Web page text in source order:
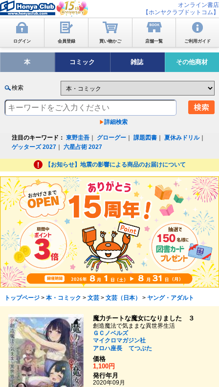
オンライン書店
【ホンヤクラブドットコム】
ログイン 会員登録 買い物かご 店舗一覧 ご利用ガイド
本 コミック 雑誌 その他商材
検索
詳細検索
注目のキーワード： 東野圭吾 グローグー ｜課題図書 ｜夏休みドリル｜
ゲッターズ 2027 ｜六星占術 2027
【お知らせ】地震の影響による商品のお届けについて
トップページ> 本・コミック > 文芸> 文芸（日本） > ヤング・アダルト
魔力チートな魔女になりました ３
創造魔法で気ままな異世界生活
ＧＣノベルズ
マイクロマガジン社
アロハ座長
てつぶた
価格
1,100円
発行年月
2020年09月